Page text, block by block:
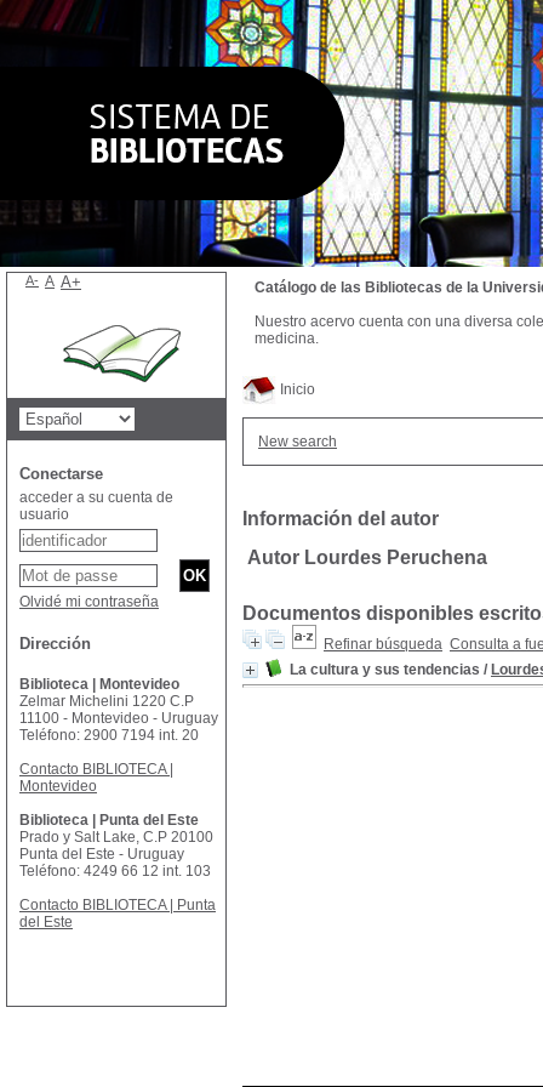
Inicio
New search
Información del autor
Autor Lourdes Peruchena
Documentos disponibles
Refinar búsqueda Consulta a
La cultura y sus tendencias /
Catálogo de las Bibliotecas de la
Nuestro acervo cuenta con una diversa
medicina.
A- A A+
Conectarse
acceder a su cuenta de
usuario
Olvidé mi contraseña
Dirección
Biblioteca | Montevideo
Zelmar Michelini 1220 C.P
11100 - Montevideo - Uruguay
Teléfono: 2900 7194 int. 20
Contacto BIBLIOTECA |
Montevideo
Biblioteca | Punta del Este
Prado y Salt Lake, C.P 20100
Punta del Este - Uruguay
Teléfono: 4249 66 12 int. 103
Contacto BIBLIOTECA | Punta
del Este